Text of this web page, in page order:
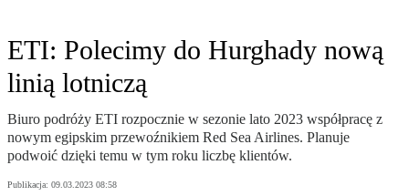
ETI: Polecimy do Hurghady nową
linią lotniczą
Biuro podróży ETI rozpocznie w sezonie lato 2023 współpracę z
nowym egipskim przewoźnikiem Red Sea Airlines. Planuje
podwoić dzięki temu w tym roku liczbę klientów.
Publikacja: 09.03.2023 08:58